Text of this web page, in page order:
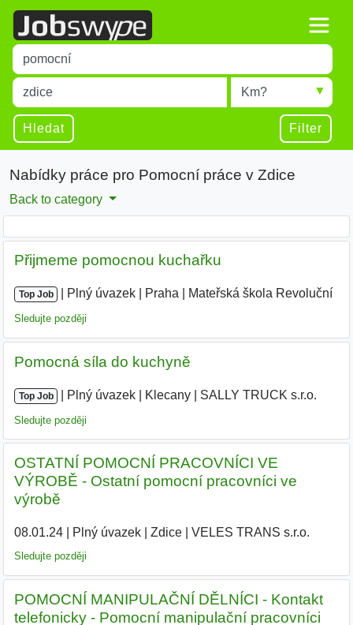
Title
Type 1 or more characters for results.
Místo
Type 1 or more characters for results.
Radius
Hledat Filter
Nabídky práce pro Pomocní práce v Zdice
Back to category
Přijmeme pomocnou kuchařku
Top Job Plný úvazek Praha Mateřská škola Revoluční
Sledujte později
Pomocná síla do kuchyně
Top Job Plný úvazek Klecany SALLY TRUCK s.r.o.
Sledujte později
OSTATNÍ POMOCNÍ PRACOVNÍCI VE
VÝROBĚ - Ostatní pomocní pracovníci ve
výrobě
08.01.24| Plný úvazek| Zdice| VELES TRANS s.r.o.
Sledujte později
POMOCNÍ MANIPULAČNÍ DĚLNÍCI - Kontakt
telefonicky - Pomocní manipulační pracovníci